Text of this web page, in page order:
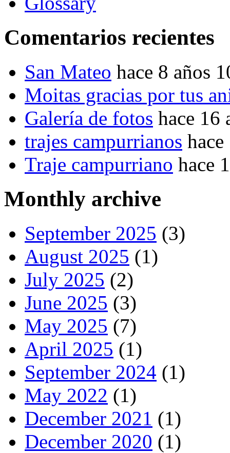
Comentarios recientes
San Mateo hace 8 años
Moitas gracias por tus
Galería de fotos hace 16
trajes campurrianos
Traje campurriano hace
Monthly archive
September 2025 (3)
August 2025 (1)
July 2025 (2)
June 2025 (3)
May 2025 (7)
April 2025 (1)
September 2024 (1)
May 2022 (1)
December 2021 (1)
December 2020 (1)